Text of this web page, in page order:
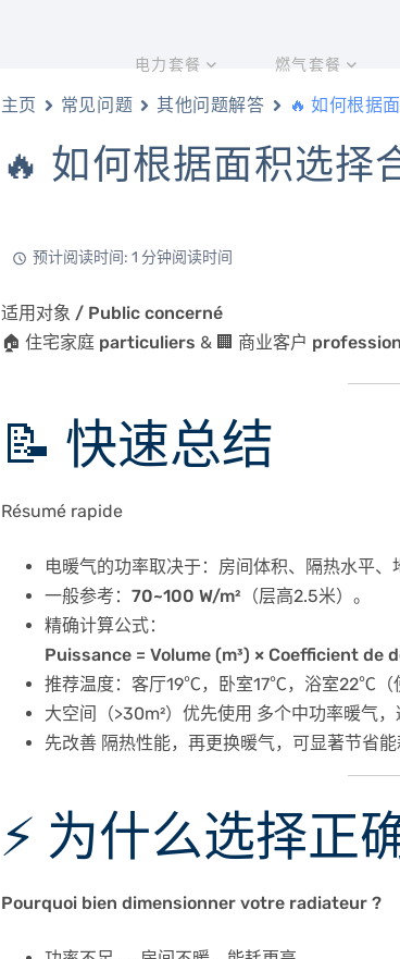
电力套餐 燃气套餐
主页 常见问题 其他问题解答 🔥 如何根据
🔥 如何根据面积选择
预计阅读时间: 1 分钟阅读时间
适用对象 / Public concerné
🏠 住宅家庭 particuliers & 🏢 商业客户
📝 快速总结
Résumé rapide
电暖气的功率取决于：房间体积、隔热水平
一般参考： 70~100 W/m² （层高2.5米）。
精确计算公式：
Puissance = Volume (m³) × Coefficient de
推荐温度：客厅19℃，卧室17℃，浴室22℃（
大空间（>30m²）优先使用 多个中功率暖气，
先改善 隔热性能，再更换暖气，可显著节省能
⚡ 为什么选择正
Pourquoi bien dimensionner votre radiateur ?